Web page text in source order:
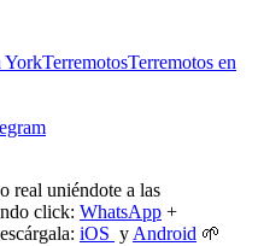
YorkTerremotosTerremotos en
real uniéndote a las
click: WhatsApp +
iOS y Android 🌱